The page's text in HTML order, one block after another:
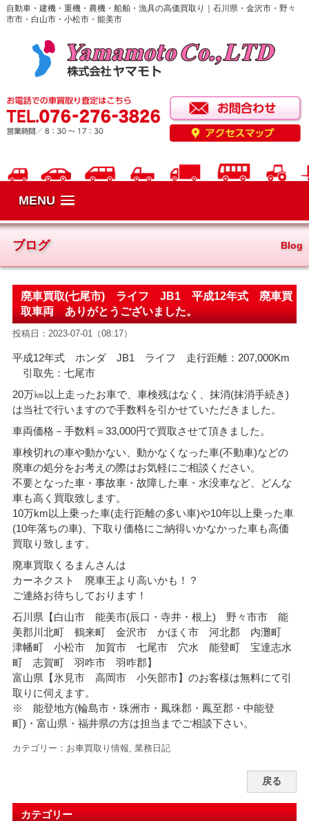
自動車・建機・重機・農機・船舶・漁具の高価買取り｜石川県・金沢市・野々
市市・白山市・小松市・能美市
MENU
ブログ Blog
廃車買取(七尾市) ライフ JB1 平成12年式 廃車買
取車両 ありがとうございました。
投稿日：2023-07-01（08:17）
平成12年式 ホンダ JB1 ライフ 走行距離：207,000Km
引取先：七尾市
20万㎞以上走ったお車で、車検残はなく、抹消(抹消手続き)
は当社で行いますので手数料を引かせていただきました。
車両価格－手数料＝33,000円で買取させて頂きました。
車検切れの車や動かない、動かなくなった車(不動車)などの
廃車の処分をお考えの際はお気軽にご相談ください。
不要となった車・事故車・故障した車・水没車など、どんな
車も高く買取致します。
10万km以上乗った車(走行距離の多い車)や10年以上乗った車
(10年落ちの車)、下取り価格にご納得いかなかった車も高価
買取り致します。
廃車買取くるまんさんは
カーネクスト 廃車王より高いかも！？
ご連絡お待ちしております！
石川県【白山市 能美市(辰口・寺井・根上) 野々市市 能
美郡川北町 鶴来町 金沢市 かほく市 河北郡 内灘町
津幡町 小松市 加賀市 七尾市 穴水 能登町 宝達志水
町 志賀町 羽咋市 羽咋郡】
富山県【氷見市 高岡市 小矢部市】のお客様は無料にて引
取りに伺えます。
※ 能登地方(輪島市・珠洲市・鳳珠郡・鳳至郡・中能登
町)・富山県・福井県の方は担当までご相談下さい。
カテゴリー： お車買取り情報, 業務日記
戻る
カテゴリー